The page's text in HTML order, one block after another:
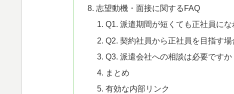
志望動機・面接に関するFAQ
Q1. 派遣期間が短くても正社員にな
Q2. 契約社員から正社員を目指す
Q3. 派遣会社への相談は必要ですか
まとめ
有効な内部リンク